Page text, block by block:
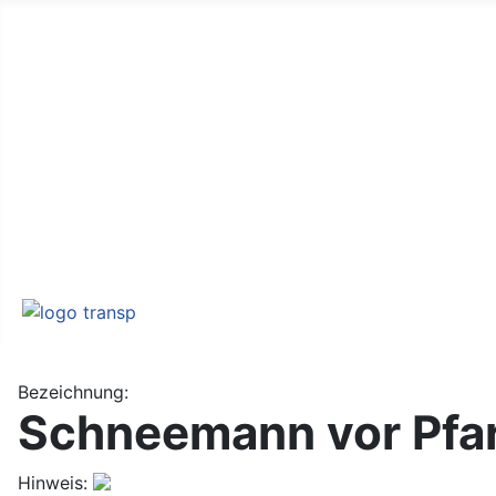
Bezeichnung:
Schneemann vor
Hinweis: